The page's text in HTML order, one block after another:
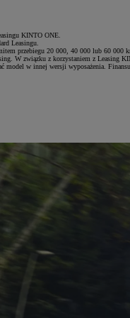
KINTO ONE.
Leasingu.
przebiegu 20 000, 40 000 lub 60
W związku z korzystaniem z Leasing
w innej wersji wyposażenia.